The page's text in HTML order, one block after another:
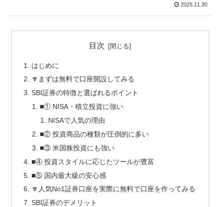
2025.11.30
目次
はじめに
🔽まずは無料で口座開設してみる
SBI証券の特徴と選ばれるポイント
■① NISA・積立投資に強い
NISAで人気の理由
■② 投資商品の種類が圧倒的に多い
■③ 米国株投資にも強い
■④ 投資スタイルに応じたツールが豊富
■⑤ 国内最大級の安心感
🔽人気No1証券口座を実際に無料で口座を作ってみる
SBI証券のデメリット